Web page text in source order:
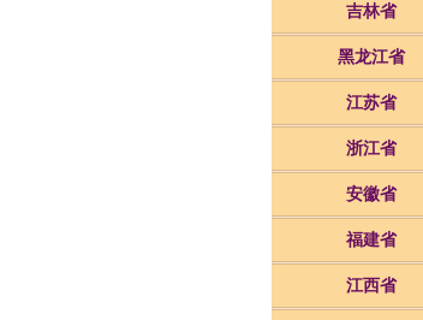
吉林省
黑龙江省
江苏省
浙江省
安徽省
福建省
江西省